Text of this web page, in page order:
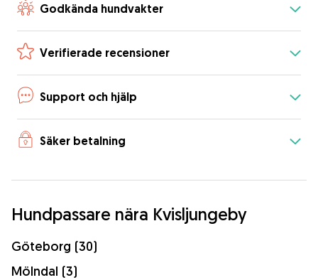
Godkända hundvakter
Verifierade recensioner
Support och hjälp
Säker betalning
Hundpassare nära Kvisljungeby
Göteborg (30)
Mölndal (3)